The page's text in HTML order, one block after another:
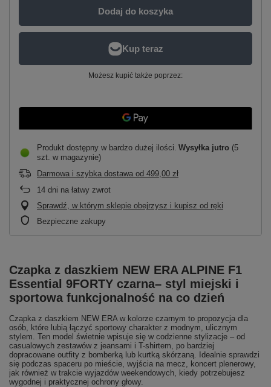
Dodaj do koszyka
Możesz kupić także poprzez:
Produkt dostępny w bardzo dużej ilości Wysyłka jutro (5
szt. w magazynie)
Darmowa i szybka dostawa od 499,00 zł
14 dni na łatwy zwrot
Sprawdź, w którym sklepie obejrzysz i kupisz od ręki
Bezpieczne zakupy
Czapka z daszkiem NEW ERA ALPINE F1
Essential 9FORTY czarna– styl miejski i
sportowa funkcjonalność na co dzień
Czapka z daszkiem NEW ERA w kolorze czarnym to propozycja dla
osób, które lubią łączyć sportowy charakter z modnym, ulicznym
stylem. Ten model świetnie wpisuje się w codzienne stylizacje – od
casualowych zestawów z jeansami i T-shirtem, po bardziej
dopracowane outfity z bomberką lub kurtką skórzaną. Idealnie sprawdzi
się podczas spaceru po mieście, wyjścia na mecz, koncert plenerowy,
jak również w trakcie wyjazdów weekendowych, kiedy potrzebujesz
wygodnej i praktycznej ochrony głowy.